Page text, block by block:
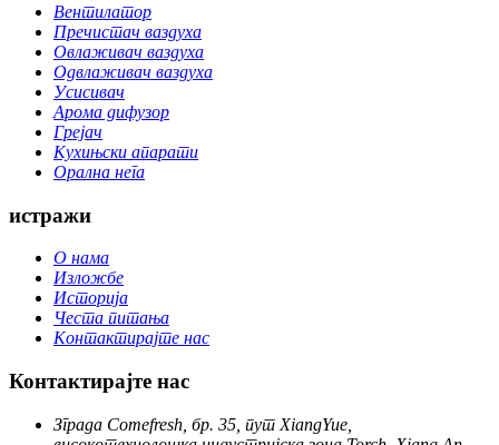
Вентилатор
Пречистач ваздуха
Овлаживач ваздуха
Одвлаживач ваздуха
Усисивач
Арома дифузор
Грејач
Кухињски апарати
Орална нега
истражи
О нама
Изложбе
Историја
Честа питања
Контактирајте нас
Контактирајте нас
Зграда Comefresh, бр. 35, пут XiangYue,